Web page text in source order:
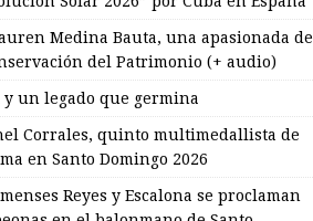
Medina Bauta, una apasionada de
del Patrimonio (+ audio)
y un legado que germina
Corrales, quinto multimedallista de
en Santo Domingo 2026
Reyes y Escalona se proclaman